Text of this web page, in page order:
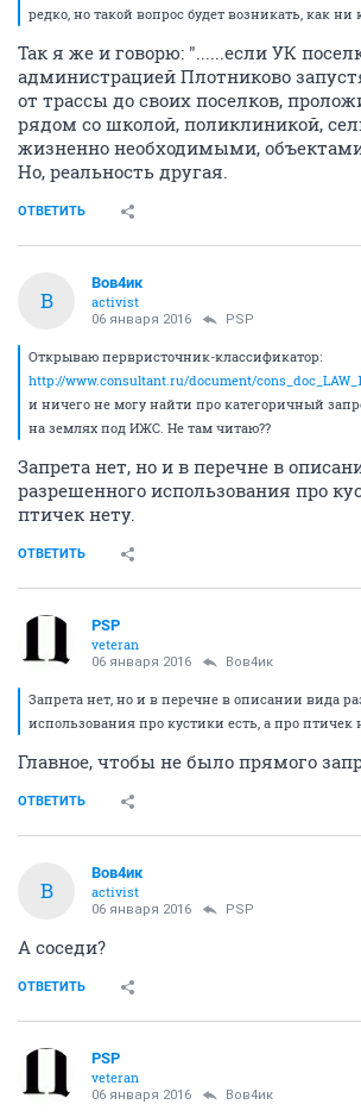
редко, но такой вопрос будет возникать, как ни
Так я же и говорю: "......если УК
администрацией Плотниково
от трассы до своих поселков,
рядом со школой, поликлиникой,
жизненно необходимыми,
Но, реальность другая.
ОТВЕТИТЬ
В
Вов4ик
activist
06 января 2016 PSP
Открываю первристочник-классификатор:
http://www.consultant.ru/document/
и ничего не могу найти про категоричный
на землях под ИЖС. Не там читаю??
Запрета нет, но и в перечне в
разрешенного использования про
птичек нету.
ОТВЕТИТЬ
PSP
veteran
06 января 2016 Вов4ик
Запрета нет, но и в перечне в описании вида
использования про кустики есть, а про птичек
Главное, чтобы не было прямого
ОТВЕТИТЬ
В
Вов4ик
activist
06 января 2016 PSP
А соседи?
ОТВЕТИТЬ
PSP
veteran
06 января 2016 Вов4ик